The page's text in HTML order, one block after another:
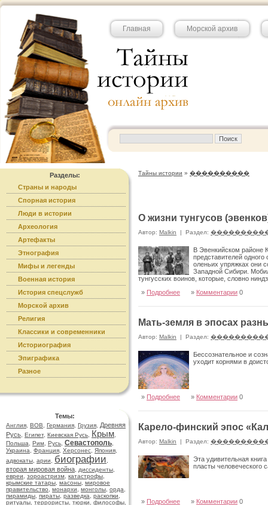
Главная Морской архив
Разделы:
Страны и народы
Спорная история
Люди в истории
Археология
Артефакты
Этнография
Мифы и легенды
Военная история
История спецслужб
Морской архив
Религия
Классики и современники
Историография
Эпиграфика
Разное
Темы:
Англия ВОВ Германия Грузия
Древняя
Русь Египет, Киевская Русь Крым
Польша
Рим Русь Севастополь
Украина
Франция Херсонес Япония
адвокаты арии биографии
вторая мировая война диссиденты
евреи
зороастризм катастрофы
крымские татары масоны мировое
правительство
монархи монголы орда
пирамиды пираты разведка раскопки
ритуалы террористы тюрки философы
Тайны истории » ����������
О жизни тунгусов
Автор: Malkin | Раздел:
В Эвенкийском районе
представителей
оленьих упряжках они
Западной Сибири.
тунгусских воинов, которые, словно
» Подробнее » Комментарии 0
Мать-земля в эпосах
Автор: Malkin | Раздел:
Бессознательное и
уходит корнями в
» Подробнее » Комментарии 0
Карело-финский эпос
Автор: Malkin | Раздел:
Эта удивительная
пласты человеческого
» Подробнее » Комментарии 0